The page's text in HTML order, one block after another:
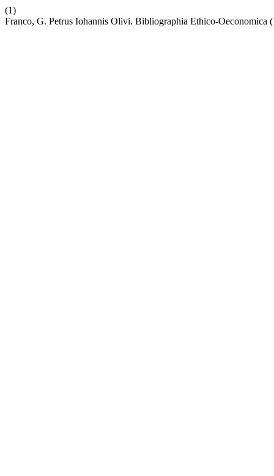
(1)
Franco, G. Petrus Iohannis Olivi. Bibliographia Ethico-Oeconomica